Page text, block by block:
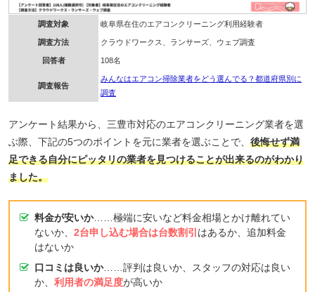
調査対象 岐阜県在住のエアコンクリーニング利用経験者
調査方法 クラウドワークス、ランサーズ、ウェブ調査
回答者 108名
調査報告
みんなはエアコン掃除業者をどう選んでる？都道府県別に
調査
アンケート結果から、三豊市対応のエアコンクリーニング業者を選
ぶ際、下記の5つのポイントを元に業者を選ぶことで、 後悔せず満
足できる自分にピッタリの業者を見つけることが出来るのがわかり
ました。
料金が安いか……極端に安いなど料金相場とかけ離れてい
ないか、 2台申し込む場合は台数割引はあるか、追加料金
はないか
口コミは良いか……評判は良いか、スタッフの対応は良い
か、 利用者の満足度が高いか